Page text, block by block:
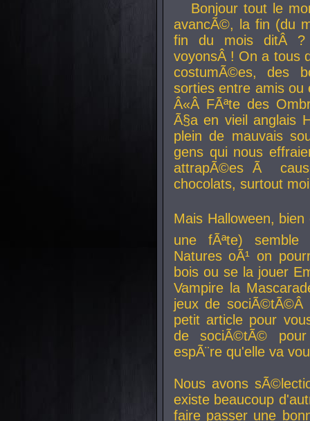
Bonjour tout le
avancÃ©, la fin (du
fin du mois ditÂ ?
voyonsÂ ! On a tous
costumÃ©es, des
sorties entre amis
Â«Â FÃªte des
Ã§a en vieil anglais
plein de mauvais
gens qui nous
attrapÃ©es Ã
chocolats, surtout
Mais Halloween, bien
une fÃªte) semble
Natures oÃ¹ on
bois ou se la jouer
Vampire la
jeux de
petit article pour
de sociÃ©tÃ©
espÃ¨re qu'elle va
Nous avons
existe beaucoup
faire passer une